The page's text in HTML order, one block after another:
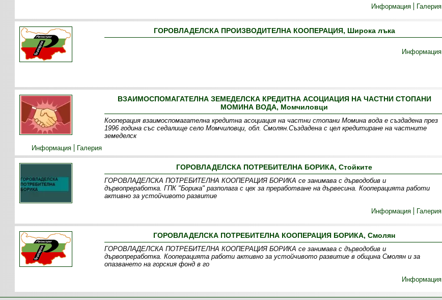
Информация
Галерия
ГОРОВЛАДЕЛСКА ПРОИЗВОДИТЕЛНА КООПЕРАЦИЯ, Широка лъка
Информация
ВЗАИМОСПОМАГАТЕЛНА ЗЕМЕДЕЛСКА КРЕДИТНА АСОЦИАЦИЯ НА ЧАСТНИ СТОПАНИ
МОМИНА ВОДА, Момчиловци
Кооперация взаимоспомагателна кредитна асоциация на частни стопани Момина вода е създадена през
1996 година със седалище село Момчиловци, обл. Смолян.Създадена с цел кредитиране на частните
земеделск
Информация
Галерия
ГОРОВЛАДЕЛСКА ПОТРЕБИТЕЛНА БОРИКА, Стойките
ГОРОВЛАДЕЛСКА ПОТРЕБИТЕЛНА КООПЕРАЦИЯ БОРИКА се занимава с дърводобив и
дървопреработка. ГПК "Борика" разполага с цех за преработване на дървесина. Кооперацията работи
активно за устойчивото развитие
Информация
Галерия
ГОРОВЛАДЕЛСКА ПОТРЕБИТЕЛНА КООПЕРАЦИЯ БОРИКА, Смолян
ГОРОВЛАДЕЛСКА ПОТРЕБИТЕЛНА КООПЕРАЦИЯ БОРИКА се занимава с дърводобив и
дървопреработка. Кооперацията работи активно за устойчивото развитие в община Смолян и за
опазването на горския фонд в го
Информация